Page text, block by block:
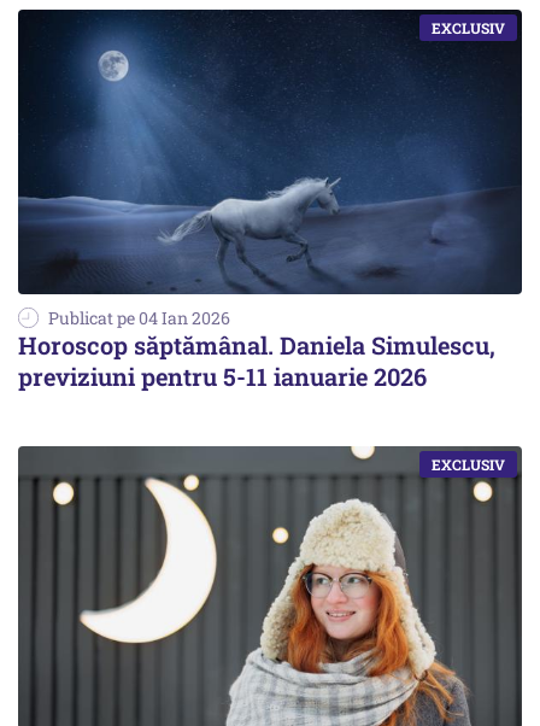
Publicat pe 04 Ian 2026
Horoscop săptămânal. Daniela Simulescu,
previziuni pentru 5-11 ianuarie 2026